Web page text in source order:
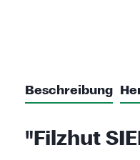
Beschreibung
"Filzhut